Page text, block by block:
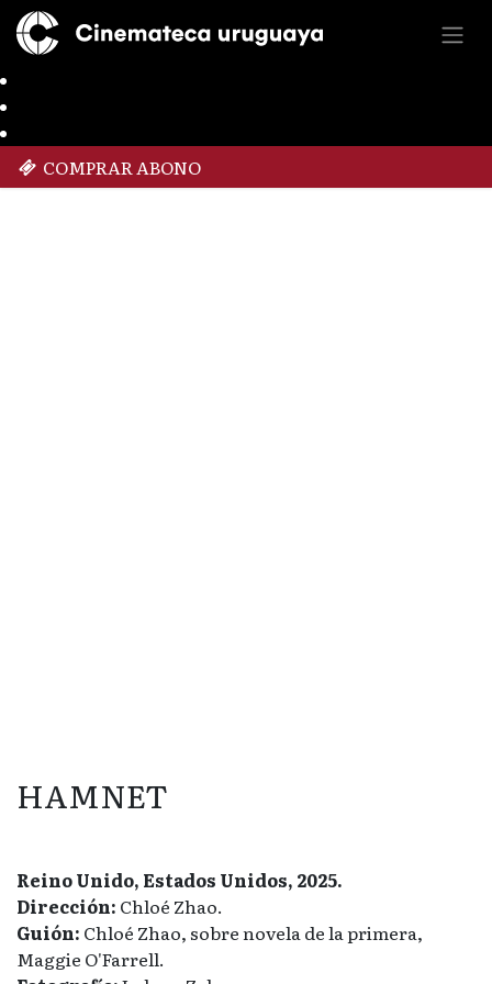
COMPRAR ABONO
HAMNET
Reino Unido, Estados Unidos, 2025.
Dirección: Chloé Zhao.
Guión: Chloé Zhao, sobre novela de la primera,
Maggie O'Farrell.